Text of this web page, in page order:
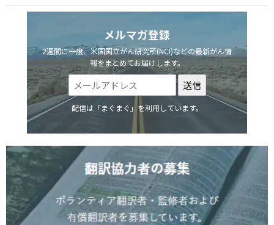
メルマガ登録
2週間に一度、米国国立がん研究所(NCI)などの最新がん情
報をまとめてお届けします。
配信は「まぐまぐ」を利用しています。